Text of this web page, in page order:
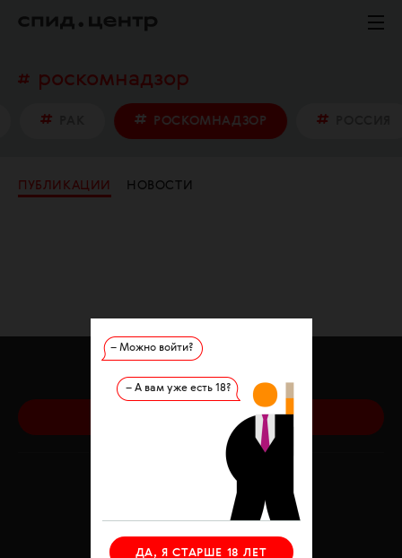
– Можно войти?
– А вам уже есть 18?
ДА, Я СТАРШЕ 18 ЛЕТ
роскомнадзор
РОСКОМНАДЗОР
ПУБЛИКАЦИИ НОВОСТИ
О ФОНДЕ О ВИЧ ПРОЕКТЫ
ПОМОЧЬ ФОНДУ
СТАТЬИ
ПСИХОЛОГ
МЕРОПРИЯТИЯ ВОЛОНТЕРЫ